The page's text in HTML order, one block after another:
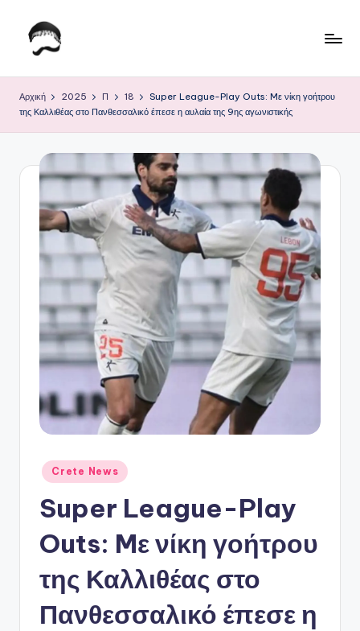
Μετάβαση
ο
Κ
P
o
Αρχική 2025 Π 18
Super League-Play Outs: Mε νίκη γοήτρου
της Καλλιθέας στο Πανθεσσαλικό έπεσε η αυλαία της 9ης αγωνιστικής
Αναρτήθηκε
σε
Crete News
Super League-Play
Outs: Mε νίκη γοήτρου
της Καλλιθέας στο
Πανθεσσαλικό έπεσε η